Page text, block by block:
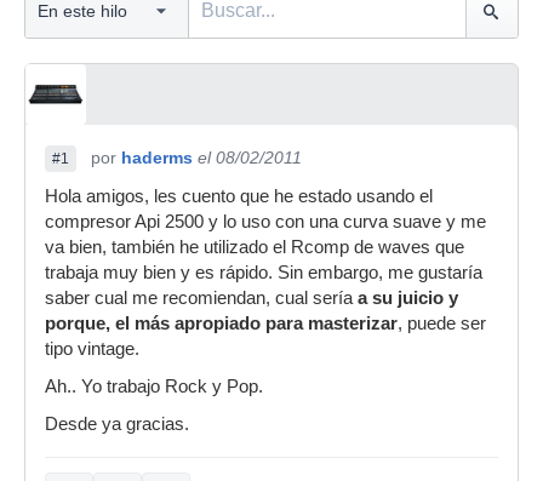
#1 por haderms el 08/02/2011
Hola amigos, les cuento que he estado usando el
compresor Api 2500 y lo uso con una curva suave y me
va bien, también he utilizado el Rcomp de waves que
trabaja muy bien y es rápido. Sin embargo, me gustaría
saber cual me recomiendan, cual sería a su juicio y
porque, el más apropiado para masterizar, puede ser
tipo vintage.
Ah.. Yo trabajo Rock y Pop.
Desde ya gracias.